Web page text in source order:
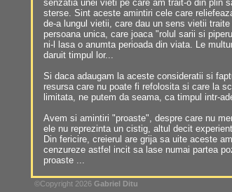
senzatia unei vieti pe care am trait-o din plin
sterse. Sint aceste amintiri cele care
de-a lungul vietii, care dau un sens vietii
persoana unica, care joaca "rolul sarii si
ni-l lasa o anumta perioada din viata. Le
daruit timpul lor...
Si daca adaugam la aceste consideratii si
resursa care nu poate fi refolosita si care la
limitata, ne putem da seama, ca timpul intr-
Avem si amintiri "proaste", despre care nu
ele nu reprezinta un cistig, altul decit
Din fericire, creierul are grija sa uite aceste
cenzureze astfel incit sa lase numai partea
proaste ...
©Copyright 2026 Gabriel Ditu